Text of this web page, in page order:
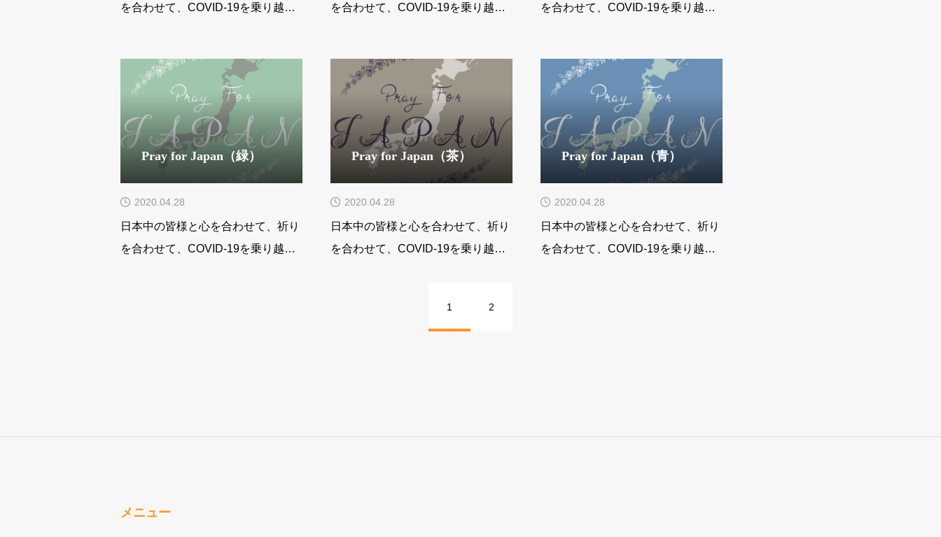
を合わせて、COVID-19を乗り越え
を合わせて、COVID-19を乗り越え
を合わせて、COVID-19を乗り越え
Pray for Japan（緑）
2020.04.28
日本中の皆様と心を合わせて、祈り
を合わせて、COVID-19を乗り越え
Pray for Japan（茶）
2020.04.28
日本中の皆様と心を合わせて、祈り
を合わせて、COVID-19を乗り越え
Pray for Japan（青）
2020.04.28
日本中の皆様と心を合わせて、祈り
を合わせて、COVID-19を乗り越え
1 2
メニュー